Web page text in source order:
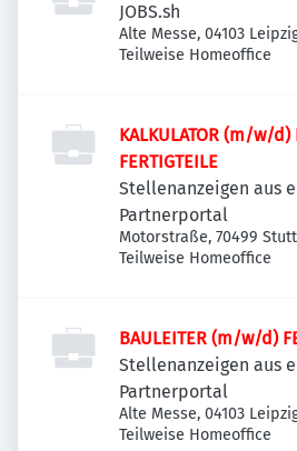
JOBS.sh
Alte Messe, 04103
Teilweise Homeoffice
KALKULATOR (m/w/d)
FERTIGTEILE
Stellenanzeigen aus
Partnerportal
Motorstraße, 70499
Teilweise Homeoffice
BAULEITER (m/w/d)
Stellenanzeigen aus
Partnerportal
Alte Messe, 04103
Teilweise Homeoffice